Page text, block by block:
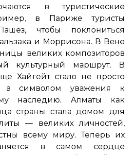
в туристические
в Париже туристы
чтобы поклониться
и Моррисона. В Вене
великих композиторов
культурный маршрут. В
Хайгейт стало не просто
а символом уважения к
наследию. Алматы как
страны стала домом для
— великих личностей,
всему миру. Теперь их
в самом сердце